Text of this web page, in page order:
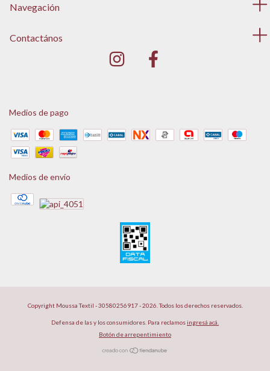
Navegación
Contactános
Medios de pago
Medios de envío
Copyright Moussa Textil - 30580256917 - 2026. Todos los derechos reservados.
Defensa de las y los consumidores. Para reclamosingresá acá.
Botón de arrepentimiento